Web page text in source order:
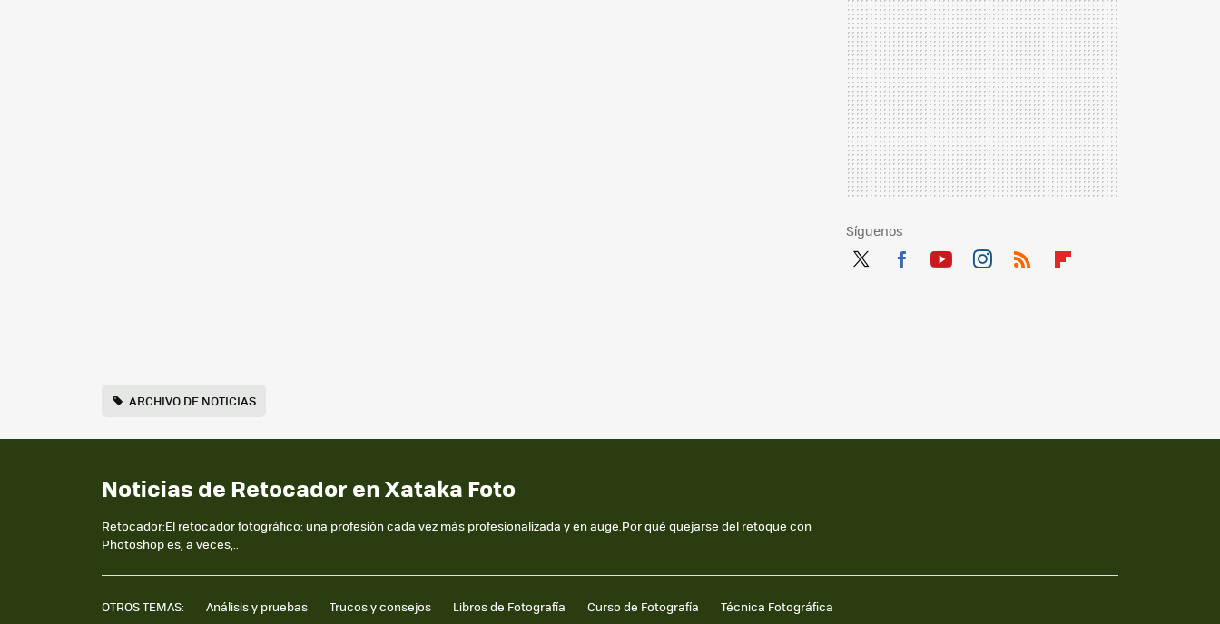
Síguenos
ARCHIVO DE NOTICIAS
Noticias de Retocador en Xataka Foto
Retocador:El retocador fotográfico: una profesión cada vez más profesionalizada y en auge.Por qué quejarse del retoque con
Photoshop es, a veces,..
OTROS TEMAS: Análisis y pruebas Trucos y consejos Libros de Fotografía Curso de Fotografía Técnica Fotográfica